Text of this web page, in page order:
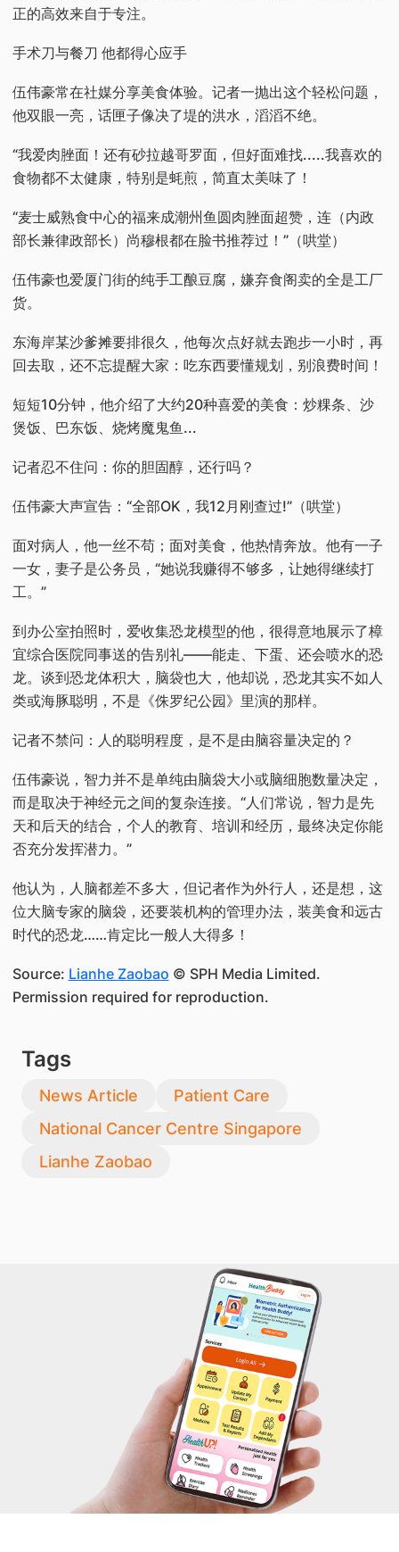
正的高效来自于专注。
手术刀与餐刀 他都得心应手
伍伟豪常在社媒分享美食体验。记者一抛出这个轻松问题，
他双眼一亮，话匣子像决了堤的洪水，滔滔不绝。
“我爱肉脞面！还有砂拉越哥罗面，但好面难找.....我喜欢的
食物都不太健康，特别是蚝煎，简直太美味了！
“麦士威熟食中心的福来成潮州鱼圆肉脞面超赞，连（内政
部长兼律政部长）尚穆根都在脸书推荐过！”（哄堂）
伍伟豪也爱厦门街的纯手工酿豆腐，嫌弃食阁卖的全是工厂
货。
东海岸某沙爹摊要排很久，他每次点好就去跑步一小时，再
回去取，还不忘提醒大家：吃东西要懂规划，别浪费时间！
短短10分钟，他介绍了大约20种喜爱的美食：炒粿条、沙
煲饭、巴东饭、烧烤魔鬼鱼...
记者忍不住问：你的胆固醇，还行吗？
伍伟豪大声宣告：“全部OK，我12月刚查过!”（哄堂）
面对病人，他一丝不苟；面对美食，他热情奔放。他有一子
一女，妻子是公务员，“她说我赚得不够多，让她得继续打
工。”
到办公室拍照时，爱收集恐龙模型的他，很得意地展示了樟
宜综合医院同事送的告别礼——能走、下蛋、还会喷水的恐
龙。谈到恐龙体积大，脑袋也大，他却说，恐龙其实不如人
类或海豚聪明，不是《侏罗纪公园》里演的那样。
记者不禁问：人的聪明程度，是不是由脑容量决定的？
伍伟豪说，智力并不是单纯由脑袋大小或脑细胞数量决定，
而是取决于神经元之间的复杂连接。“人们常说，智力是先
天和后天的结合，个人的教育、培训和经历，最终决定你能
否充分发挥潜力。”
他认为，人脑都差不多大，但记者作为外行人，还是想，这
位大脑专家的脑袋，还要装机构的管理办法，装美食和远古
时代的恐龙……肯定比一般人大得多！
Source: Lianhe Zaobao © SPH Media Limited.
Permission required for reproduction.
Tags
News Article
Patient Care
National Cancer Centre Singapore
Lianhe Zaobao